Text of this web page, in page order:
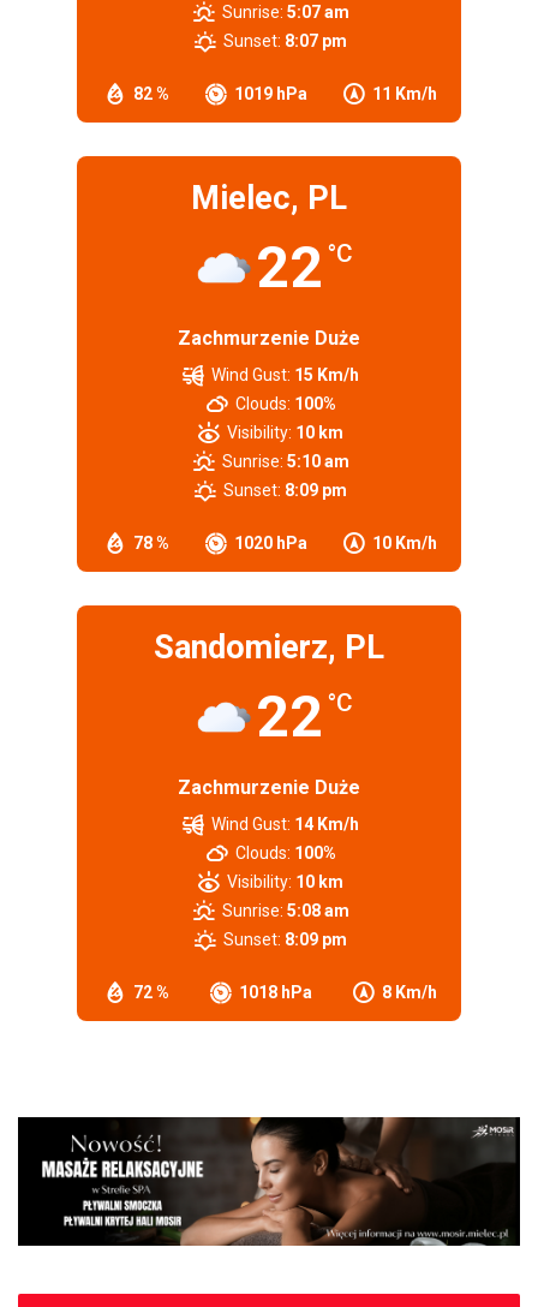
82 % 1019 hPa 11 Km/h
Sunrise: 5:07 am
Sunset: 8:07 pm
Mielec, PL
22 °C
Zachmurzenie Duże
78 % 1020 hPa 10 Km/h
Wind Gust: 15 Km/h
Clouds: 100%
Visibility: 10 km
Sunrise: 5:10 am
Sunset: 8:09 pm
Sandomierz, PL
22 °C
Zachmurzenie Duże
72 % 1018 hPa 8 Km/h
Wind Gust: 14 Km/h
Clouds: 100%
Visibility: 10 km
Sunrise: 5:08 am
Sunset: 8:09 pm